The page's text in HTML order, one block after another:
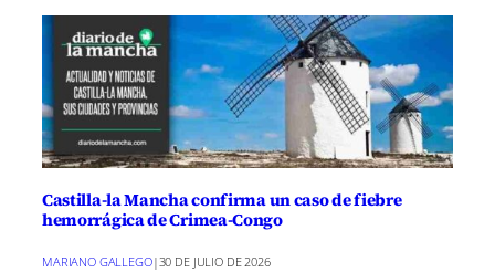
Castilla-la Mancha confirma un caso de fiebre
hemorrágica de Crimea-Congo
MARIANO GALLEGO|30 DE JULIO DE 2026